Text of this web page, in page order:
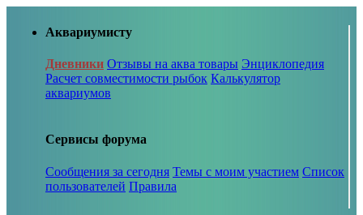
Аквариумисту
Дневники Отзывы на аква товары Энциклопедия
Расчет совместимости рыбок Калькулятор
аквариумов
Сервисы форума
Сообщения за сегодня Темы с моим участием Список
пользователей Правила